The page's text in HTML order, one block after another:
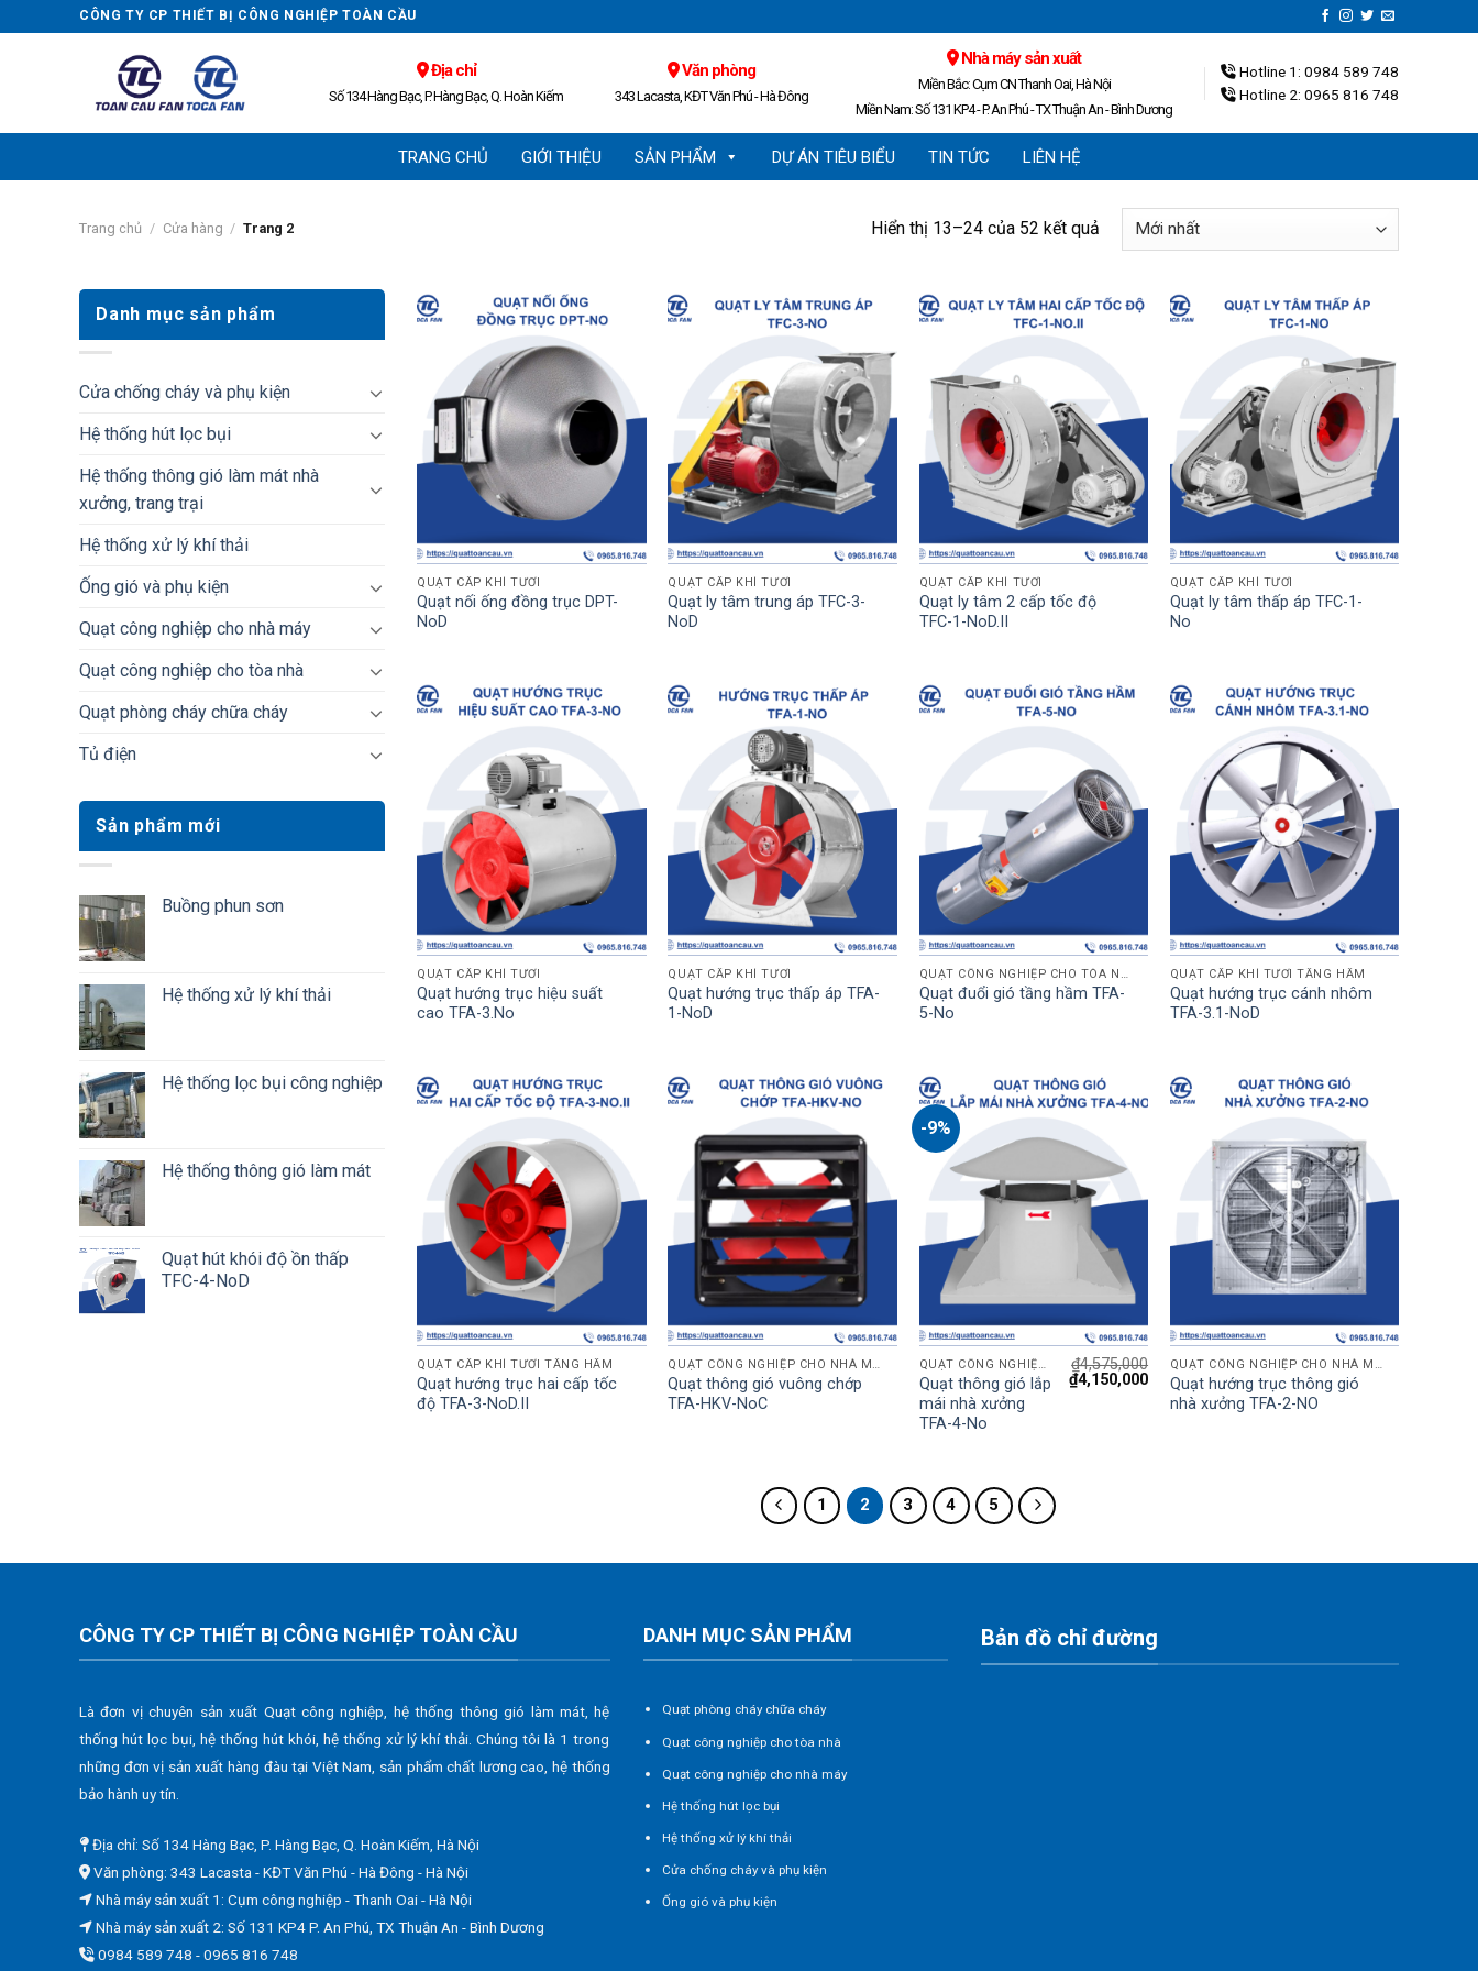
to
CÔNG TY CP THIẾT BỊ CÔNG NGHIỆP TOÀN CẦU
Địa chỉ
Số 134 Hàng Bạc, P. Hàng Bạc, Q. Hoàn Kiếm
Văn phòng
343 Lacasta, KĐT Văn Phú - Hà Đông
Nhà máy sản xuất
Miền Bắc: Cụm CN Thanh Oai, Hà Nội
Miền Nam: Số 131 KP4 - P. An Phú - TX Thuận An - Bình Dương
Hotline 1: 0984 589 748
Hotline 2: 0965 816 748
TRANG CHỦ GIỚI THIỆU SẢN PHẨM DỰ ÁN TIÊU BIỂU TIN TỨC LIÊN HỆ
Trang chủ / Cửa hàng / Trang 2 Hiển thị 13–24 của 52 kết quả
Danh mục sản phẩm
Cửa chống cháy và phụ kiện
Hệ thống hút lọc bụi
Hệ thống thông gió làm mát nhà
xưởng, trang trại
Hệ thống xử lý khí thải
Ống gió và phụ kiện
Quạt công nghiệp cho nhà máy
Quạt công nghiệp cho tòa nhà
Quạt phòng cháy chữa cháy
Tủ điện
Sản phẩm mới
Buồng phun sơn
Hệ thống xử lý khí thải
Hệ thống lọc bụi công nghiệp
Hệ thống thông gió làm mát
Quạt hút khói độ ồn thấp
TFC-4-NoD
QUẠT CẤP KHÍ TƯƠI
Quạt nối ống đồng trục DPT-
NoD
QUẠT CẤP KHÍ TƯƠI
Quạt ly tâm trung áp TFC-3-
NoD
QUẠT CẤP KHÍ TƯƠI
Quạt ly tâm 2 cấp tốc độ
TFC-1-NoD.II
QUẠT CẤP KHÍ TƯƠI
Quạt ly tâm thấp áp TFC-1-
No
QUẠT CẤP KHÍ TƯƠI
Quạt hướng trục hiệu suất
cao TFA-3.No
QUẠT CẤP KHÍ TƯƠI
Quạt hướng trục thấp áp TFA-
1-NoD
QUẠT CÔNG NGHIỆP CHO TÒA NHÀ
Quạt đuổi gió tầng hầm TFA-
5-No
QUẠT CẤP KHÍ TƯƠI TẦNG HẦM
Quạt hướng trục cánh nhôm
TFA-3.1-NoD
QUẠT CẤP KHÍ TƯƠI TẦNG HẦM
Quạt hướng trục hai cấp tốc
độ TFA-3-NoD.II
QUẠT CÔNG NGHIỆP CHO NHÀ MÁY
Quạt thông gió vuông chớp
TFA-HKV-NoC
-9%
QUẠT CÔNG NGHIỆP CHO NHÀ MÁY
Quạt thông gió lắp
mái nhà xưởng
TFA-4-No
₫4,575,000
₫4,150,000
QUẠT CÔNG NGHIỆP CHO NHÀ MÁY
Quạt hướng trục thông gió
nhà xưởng TFA-2-NO
1 2 3 4 5
CÔNG TY CP THIẾT BỊ CÔNG NGHIỆP TOÀN CẦU
Là đơn vị chuyên sản xuất Quạt công nghiệp, hệ thống thông gió làm mát, hệ
thống hút lọc bụi, hệ thống hút khói, hệ thống xử lý khí thải. Chúng tôi là 1 trong
những đơn vị sản xuất hàng đàu tại Việt Nam, sản phẩm chất lương cao, hệ thống
bảo hành uy tín.
Địa chỉ: Số 134 Hàng Bạc, P. Hàng Bạc, Q. Hoàn Kiếm, Hà Nội
Văn phòng: 343 Lacasta - KĐT Văn Phú - Hà Đông - Hà Nội
Nhà máy sản xuất 1: Cụm công nghiệp - Thanh Oai - Hà Nội
Nhà máy sản xuất 2: Số 131 KP4 P. An Phú, TX Thuận An - Bình Dương
0984 589 748 - 0965 816 748
DANH MỤC SẢN PHẨM
Quạt phòng cháy chữa cháy
Quạt công nghiệp cho tòa nhà
Quạt công nghiệp cho nhà máy
Hệ thống hút lọc bụi
Hệ thống xử lý khí thải
Cửa chống cháy và phụ kiện
Ống gió và phụ kiện
Bản đồ chỉ đường